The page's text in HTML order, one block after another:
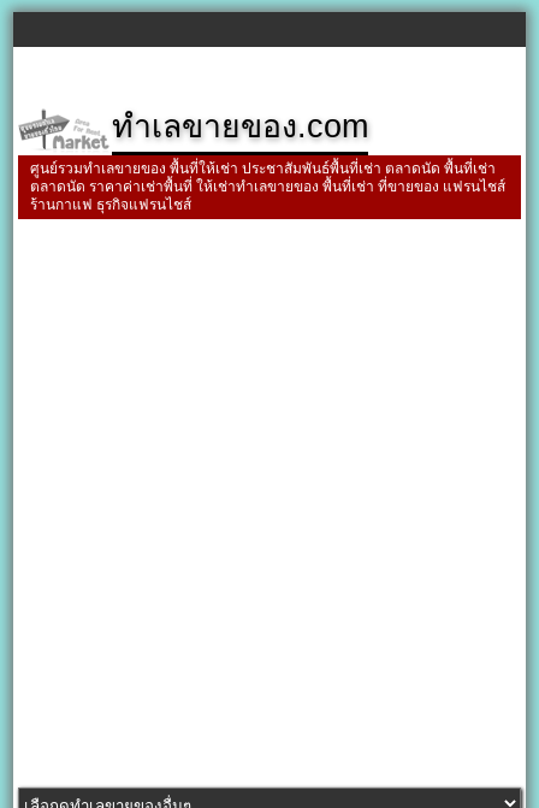
ทำเลขายของ.com
ศูนย์รวมทำเลขายของ พื้นที่ให้เช่า ประชาสัมพันธ์พื้นที่เช่า ตลาดนัด พื้นที่เช่า
ตลาดนัด ราคาค่าเช่าพื้นที่ ให้เช่าทำเลขายของ พื้นที่เช่า ที่ขายของ แฟรนไชส์
ร้านกาแฟ ธุรกิจแฟรนไชส์